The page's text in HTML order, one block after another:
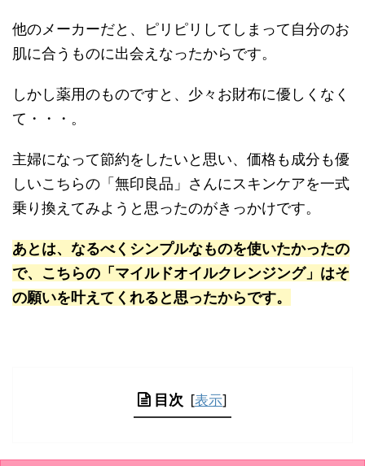
他のメーカーだと、ピリピリしてしまって自分のお
肌に合うものに出会えなったからです。
しかし薬用のものですと、少々お財布に優しくなく
て・・・。
主婦になって節約をしたいと思い、価格も成分も優
しいこちらの「無印良品」さんにスキンケアを一式
乗り換えてみようと思ったのがきっかけです。
あとは、なるべくシンプルなものを使いたかったの
で、こちらの「マイルドオイルクレンジング」はそ
の願いを叶えてくれると思ったからです。
目次 [表示]